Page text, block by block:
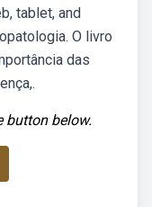
tablet, and
O livro
das
button below.